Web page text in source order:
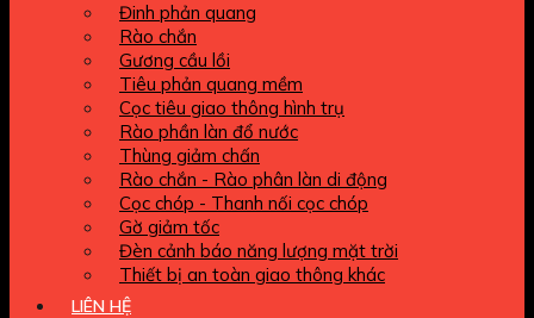
Đinh phản quang
Rào chắn
Gương cầu lồi
Tiêu phản quang mềm
Cọc tiêu giao thông hình trụ
Rào phần làn đổ nước
Thùng giảm chấn
Rào chắn - Rào phân làn di động
Cọc chóp - Thanh nối cọc chóp
Gờ giảm tốc
Đèn cảnh báo năng lượng mặt trời
Thiết bị an toàn giao thông khác
LIÊN HỆ